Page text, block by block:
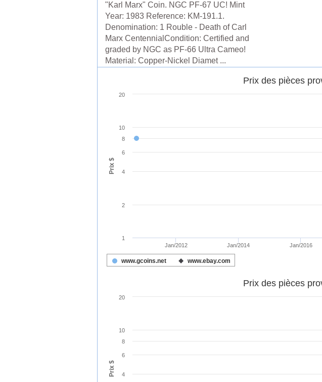
"Karl Marx" Coin. NGC PF-67 UC! Mint
Year: 1983 Reference: KM-191.1.
Denomination: 1 Rouble - Death of Carl
Marx CentennialCondition: Certified and
graded by NGC as PF-66 Ultra Cameo!
Material: Copper-Nickel Diamet ...